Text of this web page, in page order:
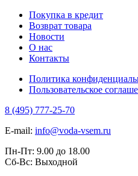
Покупка в кредит
Возврат товара
Новости
О нас
Контакты
Политика
Пользовательское
8 (495) 777-25-70
E-mail: info@voda-vsem.ru
Пн-Пт: 9.00 до 18.00
Сб-Вс: Выходной